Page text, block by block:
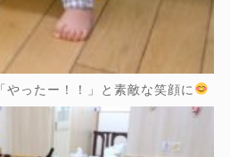
やったー！！」と素敵な笑顔に